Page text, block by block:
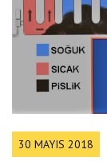
30 MAYIS 2018